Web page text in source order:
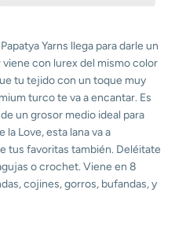
Yarns llega para darle un
con lurex del mismo color
tu tejido con un toque muy
turco te va a encantar. Es
un grosor medio ideal para
Love, esta lana va a
tus favoritas también. Deléitate
o crochet. Viene en 8
cojines, gorros, bufandas, y